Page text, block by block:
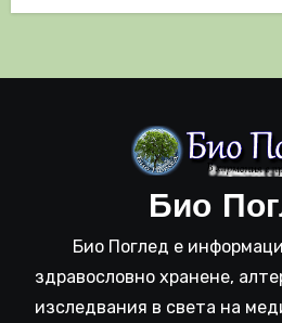
Био
Био Поглед е
здравословно хранене,
изследвания в света на